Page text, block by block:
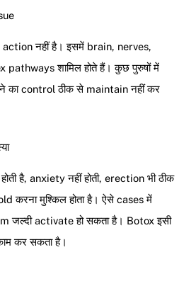
नहीं है। इसमें brain, nerves,
शामिल होते हैं। कुछ पुरुषों में
का control ठीक से maintain नहीं कर
है, anxiety नहीं होती, erection भी ठीक
करना मुश्किल होता है। ऐसे cases में
जल्दी activate हो सकता है। Botox इसी
कर सकता है।